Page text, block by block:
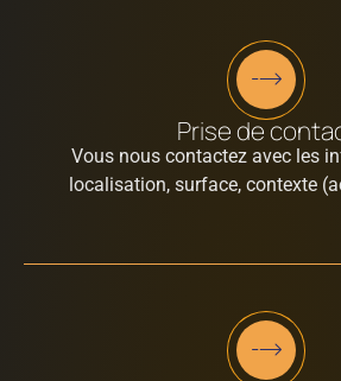
Prise de
Vous nous contactez avec les
localisation, surface, contexte